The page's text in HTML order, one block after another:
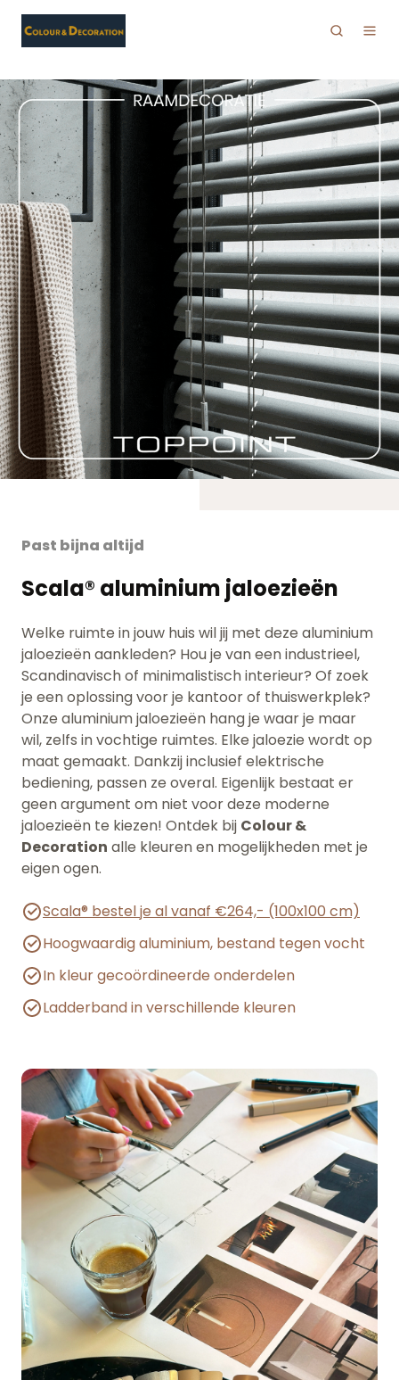
Past bijna altijd
Scala® aluminium jaloezieën
Welke ruimte in jouw huis wil jij met deze aluminium
jaloezieën aankleden? Hou je van een industrieel,
Scandinavisch of minimalistisch interieur? Of zoek
je een oplossing voor je kantoor of thuiswerkplek?
Onze aluminium jaloezieën hang je waar je maar
wil, zelfs in vochtige ruimtes. Elke jaloezie wordt op
maat gemaakt. Dankzij inclusief elektrische
bediening, passen ze overal. Eigenlijk bestaat er
geen argument om niet voor deze moderne
jaloezieën te kiezen! Ontdek bij Colour &
Decoration alle kleuren en mogelijkheden met je
eigen ogen.
Scala® bestel je al vanaf €264,- (100x100 cm)
Hoogwaardig aluminium, bestand tegen vocht
In kleur gecoördineerde onderdelen
Ladderband in verschillende kleuren